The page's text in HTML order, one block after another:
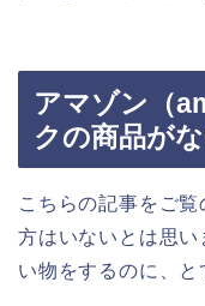
アマゾン（
クの商品が
こちらの記事をご
方はいないとは思
い物をするのに、と